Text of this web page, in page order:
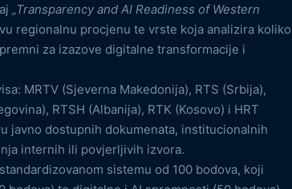
„Transparency and AI Readiness of Western
regionalnu procjenu te vrste koja analizira koliko
za izazove digitalne transformacije i
MRTV (Sjeverna Makedonija), RTS (Srbija),
RTSH (Albanija), RTK (Kosovo) i HRT
javno dostupnih dokumenata, institucionalnih
internih ili povjerljivih izvora.
sistemu od 100 bodova, koji